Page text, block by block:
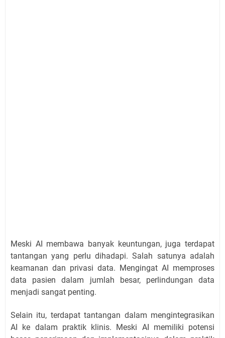
Meski AI membawa banyak keuntungan, juga terdapat
tantangan yang perlu dihadapi. Salah satunya adalah
keamanan dan privasi data. Mengingat AI memproses
data pasien dalam jumlah besar, perlindungan data
menjadi sangat penting.
Selain itu, terdapat tantangan dalam mengintegrasikan
AI ke dalam praktik klinis. Meski AI memiliki potensi